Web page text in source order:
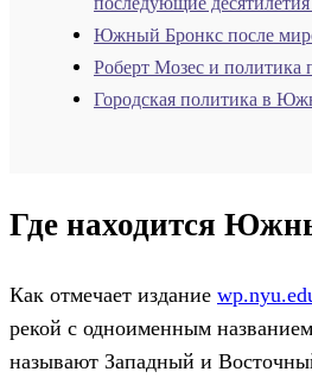
Южный Бронкс после
Роберт Мозес и
Городская политика в
Где находится
Как отмечает издание
рекой с одноименным
называют Западный и